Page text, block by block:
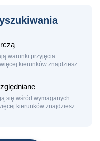
warunki przyjęcia.
kierunków znajdziesz.
się wśród wymaganych.
kierunków znajdziesz.